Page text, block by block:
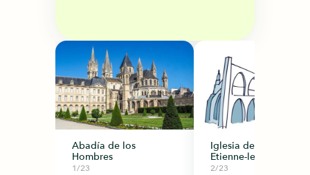
Abadía de los
Hombres
1/23
Iglesia de Saint-
Etienne-le-Vieux
2/23